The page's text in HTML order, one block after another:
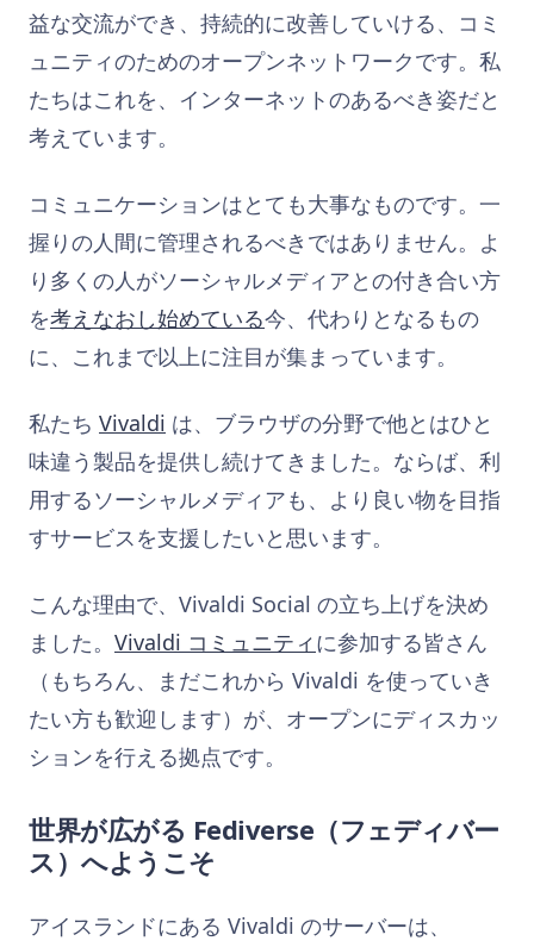
益な交流ができ、持続的に改善していける、コミ
ュニティのためのオープンネットワークです。私
たちはこれを、インターネットのあるべき姿だと
考えています。
コミュニケーションはとても大事なものです。一
握りの人間に管理されるべきではありません。よ
り多くの人がソーシャルメディアとの付き合い方
を考えなおし始めている今、代わりとなるもの
に、これまで以上に注目が集まっています。
私たち Vivaldi は、ブラウザの分野で他とはひと
味違う製品を提供し続けてきました。ならば、利
用するソーシャルメディアも、より良い物を目指
すサービスを支援したいと思います。
こんな理由で、Vivaldi Social の立ち上げを決め
ました。 Vivaldi コミュニティに参加する皆さん
（もちろん、まだこれから Vivaldi を使っていき
たい方も歓迎します）が、オープンにディスカッ
ションを行える拠点です。
世界が広がる Fediverse（フェディバー
ス）へようこそ
アイスランドにある Vivaldi のサーバーは、